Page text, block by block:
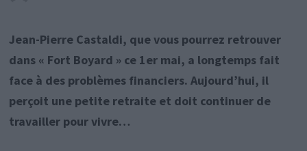
Jean-Pierre Castaldi, que vous pourrez retrouver
dans « Fort Boyard » ce 1er mai, a longtemps fait
face à des problèmes financiers. Aujourd’hui, il
perçoit une petite retraite et doit continuer de
travailler pour vivre…